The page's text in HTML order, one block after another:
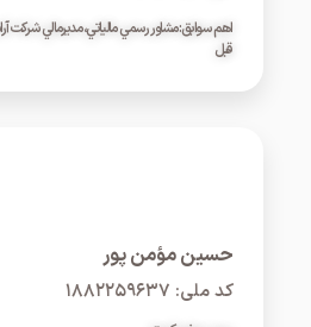
اهم سوابق:مشاور رسمي مالياتي،مديرمالي شرکت
قبل
حسين مؤمن پور
کد ملی: ۱۸۸۲۲۵۹۶۳۷